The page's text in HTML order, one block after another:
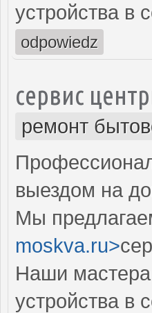
устройства в
odpowiedz
сервис
ремонт
выездом на
Мы
moskva.ru>
Наши мастера
устройства в